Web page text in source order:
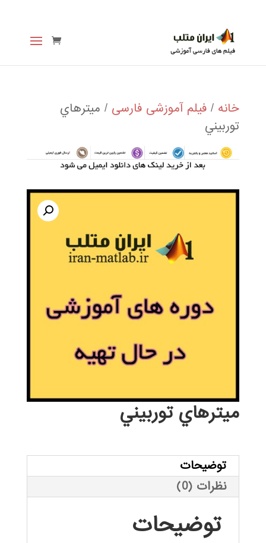
خانه / فیلم آموزشی فارسی / میترهاي
توربيني
میترهاي توربيني
توضیحات
نظرات (0)
توضیحات